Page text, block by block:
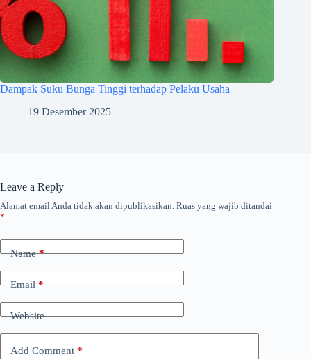
Dampak Suku Bunga Tinggi terhadap Pelaku Usaha
19 Desember 2025
Leave a Reply
Alamat email Anda tidak akan dipublikasikan. Ruas yang wajib ditandai
*
Name*
Email*
Website
Add Comment *